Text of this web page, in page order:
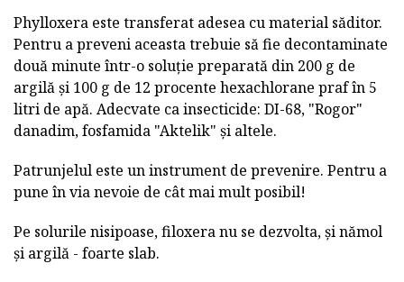
Phylloxera este transferat adesea cu material săditor.
Pentru a preveni aceasta trebuie să fie decontaminate
două minute într-o soluție preparată din 200 g de
argilă și 100 g de 12 procente hexachlorane praf în 5
litri de apă. Adecvate ca insecticide: DI-68, "Rogor"
danadim, fosfamida "Aktelik" și altele.
Patrunjelul este un instrument de prevenire. Pentru a
pune în via nevoie de cât mai mult posibil!
Pe solurile nisipoase, filoxera nu se dezvolta, și nămol
și argilă - foarte slab.